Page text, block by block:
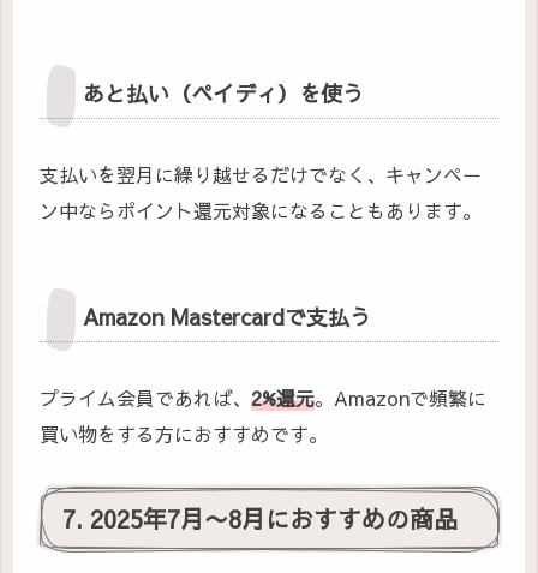
あと払い（ペイディ）を使う
支払いを翌月に繰り越せるだけでなく、キャンペー
ン中ならポイント還元対象になることもあります。
Amazon Mastercardで支払う
プライム会員であれば、 2%還元。Amazonで頻繁に
買い物をする方におすすめです。
7. 2025年7月〜8月におすすめの商品